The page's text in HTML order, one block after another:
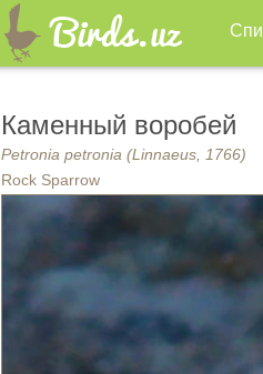
Каменный воробей
Petronia petronia (Linnaeus, 1766)
Rock Sparrow